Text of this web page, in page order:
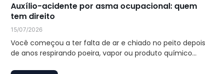
Auxílio-acidente por asma ocupacional: quem
tem direito
15/07/2026
Você começou a ter falta de ar e chiado no peito depois
de anos respirando poeira, vapor ou produto químico...